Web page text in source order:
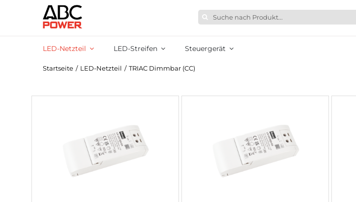
Suche
nach:
LED-Netzteil LED-Streifen Steuergerät
Startseite / LED-Netzteil / TRIAC Dimmbar (CC)